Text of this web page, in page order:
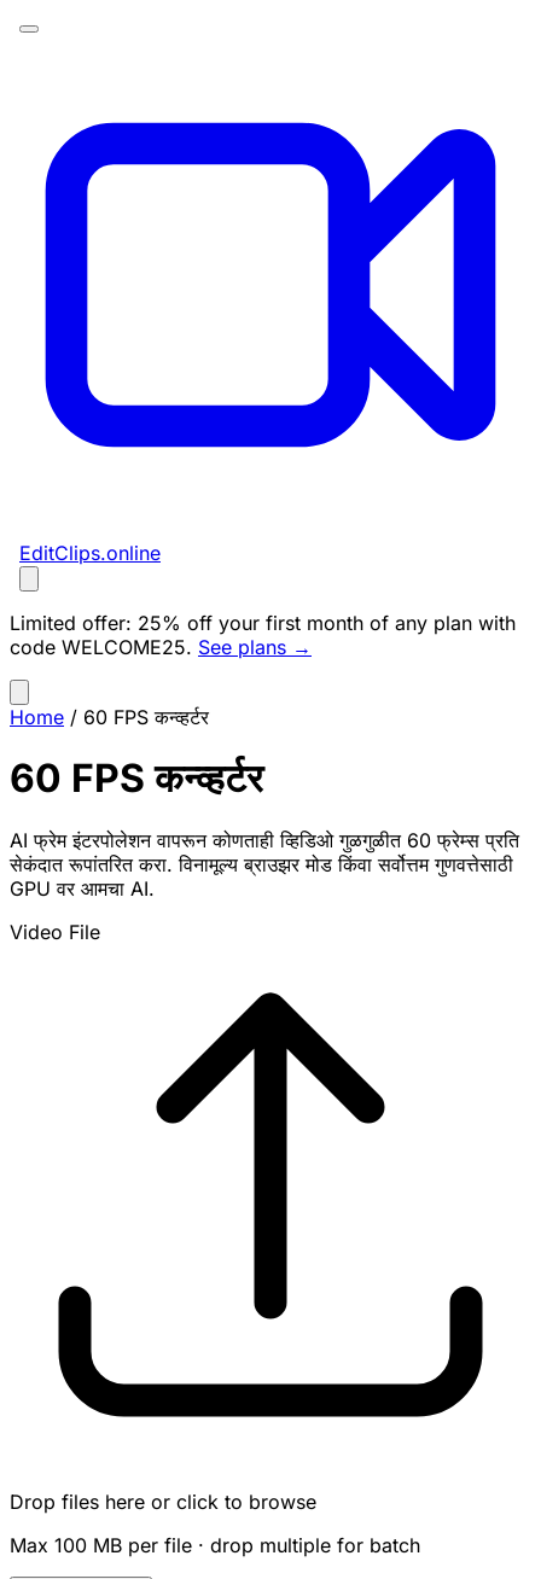
EditClips.online
Limited offer: 25% off your first month of any plan with
code WELCOME25. See plans →
Home / 60 FPS कन्व्हर्टर
60 FPS कन्व्हर्टर
AI फ्रेम इंटरपोलेशन वापरून कोणताही व्हिडिओ गुळगुळीत 60 फ्रेम्स प्रति
सेकंदात रूपांतरित करा. विनामूल्य ब्राउझर मोड किंवा सर्वोत्तम गुणवत्तेसाठी
GPU वर आमचा AI.
Video File
Drop files here or click to browse
Max 100 MB per file · drop multiple for batch